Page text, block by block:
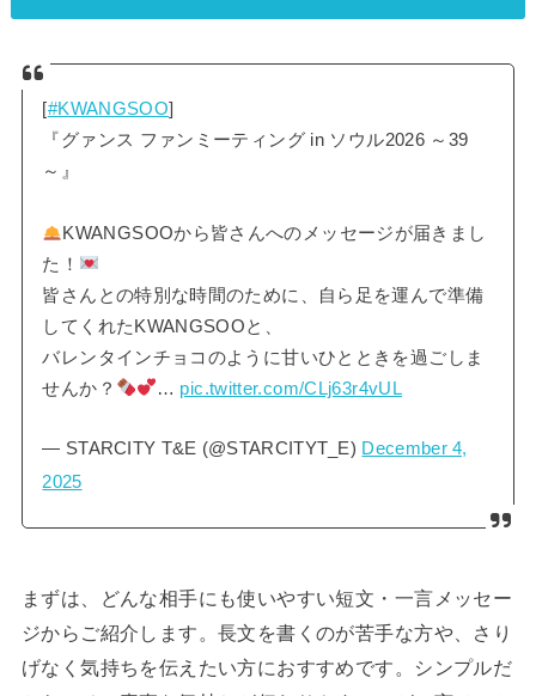
[#KWANGSOO]
『グァンス ファンミーティング in ソウル2026 ～39
～』
KWANGSOOから皆さんへのメッセージが届きまし
た！
皆さんとの特別な時間のために、自ら足を運んで準備
してくれたKWANGSOOと、
バレンタインチョコのように甘いひとときを過ごしま
せんか？
… pic.twitter.com/CLj63r4vUL
— STARCITY T&E (@STARCITYT_E) December 4,
2025
まずは、どんな相手にも使いやすい短文・一言メッセー
ジからご紹介します。長文を書くのが苦手な方や、さり
げなく気持ちを伝えたい方におすすめです。シンプルだ